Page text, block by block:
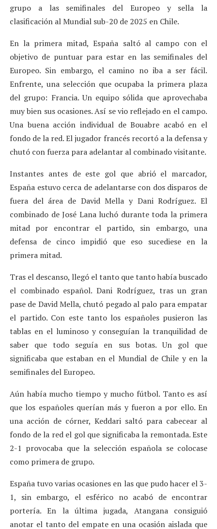
grupo a las semifinales del Europeo y sella la
clasificación al Mundial sub-20 de 2025 en Chile.
En la primera mitad, España saltó al campo con el
objetivo de puntuar para estar en las semifinales del
Europeo. Sin embargo, el camino no iba a ser fácil.
Enfrente, una selección que ocupaba la primera plaza
del grupo: Francia. Un equipo sólida que aprovechaba
muy bien sus ocasiones. Así se vio reflejado en el campo.
Una buena acción individual de Bouabre acabó en el
fondo de la red. El jugador francés recortó a la defensa y
chutó con fuerza para adelantar al combinado visitante.
Instantes antes de este gol que abrió el marcador,
España estuvo cerca de adelantarse con dos disparos de
fuera del área de David Mella y Dani Rodríguez. El
combinado de José Lana luchó durante toda la primera
mitad por encontrar el partido, sin embargo, una
defensa de cinco impidió que eso sucediese en la
primera mitad.
Tras el descanso, llegó el tanto que tanto había buscado
el combinado español. Dani Rodríguez, tras un gran
pase de David Mella, chutó pegado al palo para empatar
el partido. Con este tanto los españoles pusieron las
tablas en el luminoso y conseguían la tranquilidad de
saber que todo seguía en sus botas. Un gol que
significaba que estaban en el Mundial de Chile y en la
semifinales del Europeo.
Aún había mucho tiempo y mucho fútbol. Tanto es así
que los españoles querían más y fueron a por ello. En
una acción de córner, Keddari saltó para cabecear al
fondo de la red el gol que significaba la remontada. Este
2-1 provocaba que la selección española se colocase
como primera de grupo.
España tuvo varias ocasiones en las que pudo hacer el 3-
1, sin embargo, el esférico no acabó de encontrar
portería. En la última jugada, Atangana consiguió
anotar el tanto del empate en una ocasión aislada que